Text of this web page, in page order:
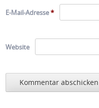
E-Mail-Adresse*
Website